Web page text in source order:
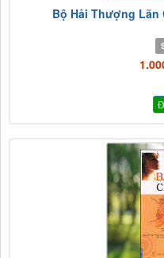
Bộ Hải Thượng Lãn